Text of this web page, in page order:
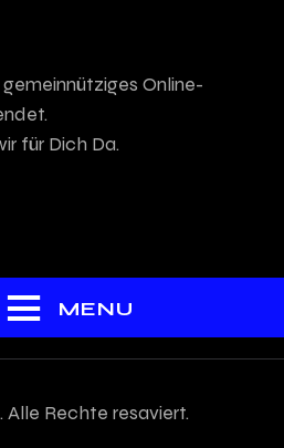
Online-
für Dich Da.
MENU
Alle Rechte resaviert.